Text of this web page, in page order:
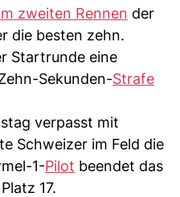
zweiten Rennen der
die besten zehn.
Startrunde eine
Sekunden-Strafe
verpasst mit
Schweizer im Feld die
1-Pilot beendet das
17.